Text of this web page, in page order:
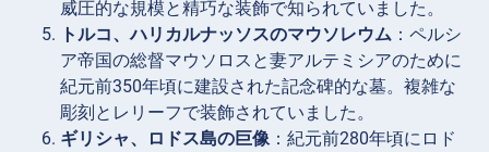
威圧的な規模と精巧な装飾で知られていました。
トルコ、ハリカルナッソスのマウソレウム ：ペルシ
ア帝国の総督マウソロスと妻アルテミシアのために
紀元前350年頃に建設された記念碑的な墓。複雑な
彫刻とレリーフで装飾されていました。
ギリシャ、ロドス島の巨像 ：紀元前280年頃にロド